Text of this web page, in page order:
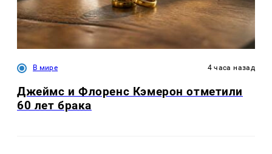
В мире 4 часа назад
Джеймс и Флоренс Кэмерон отметили
60 лет брака